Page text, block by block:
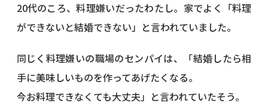
20代のころ、料理嫌いだったわたし。家でよく「料理
ができないと結婚できない」と言われていました。
同じく料理嫌いの職場のセンパイは、「結婚したら相
手に美味しいものを作ってあげたくなる。
今お料理できなくても大丈夫」と言われていたそう。